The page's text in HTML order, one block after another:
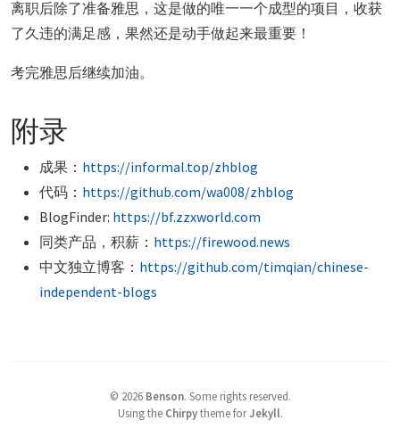
离职后除了准备雅思，这是做的唯一一个成型的项目，收获
了久违的满足感，果然还是动手做起来最重要！
考完雅思后继续加油。
附录
成果： https://informal.top/zhblog
代码： https://github.com/wa008/zhblog
BlogFinder: https://bf.zzxworld.com
同类产品，积薪： https://firewood.news
中文独立博客： https://github.com/timqian/chinese-
independent-blogs
© 2026 Benson. Some rights reserved.
Using the Chirpytheme forJekyll.